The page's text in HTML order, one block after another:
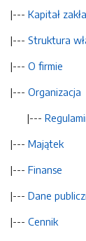
|--- Kapitał
|--- Struktura
|--- O firmie
|--- Organizacja
|---
|--- Majątek
|--- Finanse
|--- Dane
|--- Cennik